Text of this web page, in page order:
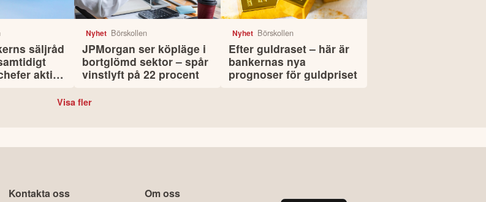
säljråd
aktier
Nyhet Börskollen
JPMorgan ser köpläge i
bortglömd sektor – spår
vinstlyft på 22 procent
Nyhet Börskollen
Efter guldraset – här är
bankernas nya
prognoser för guldpriset
Visa fler
Kontakta oss Om oss